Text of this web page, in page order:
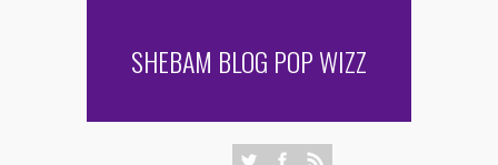
SHEBAM BLOG POP WIZZ